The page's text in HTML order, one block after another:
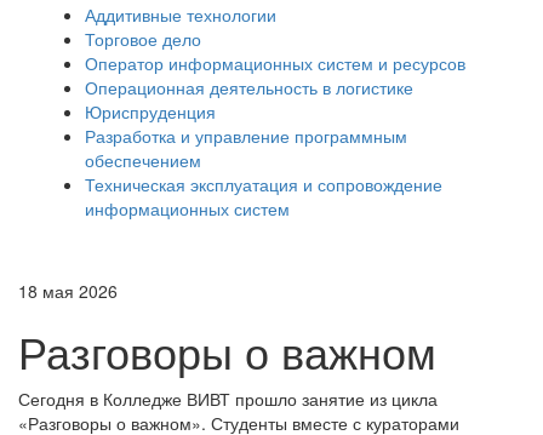
Аддитивные технологии
Торговое дело
Оператор информационных систем и ресурсов
Операционная деятельность в логистике
Юриспруденция
Разработка и управление программным
обеспечением
Техническая эксплуатация и сопровождение
информационных систем
18 мая 2026
Разговоры о важном
Сегодня в Колледже ВИВТ прошло занятие из цикла
«Разговоры о важном». Студенты вместе с кураторами